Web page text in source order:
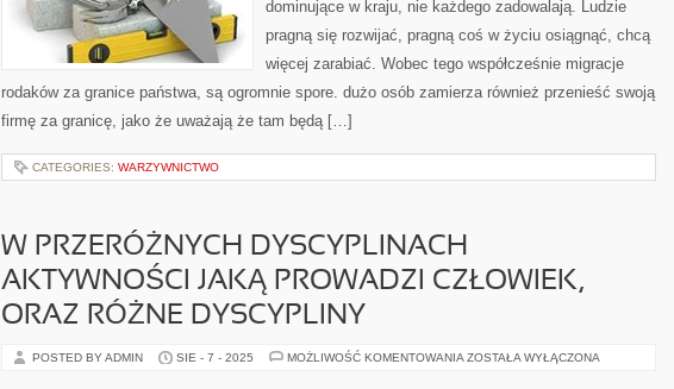
SIEBIE
POMYSŁ
dominujące w kraju, nie każdego zadowalają. Ludzie
pragną się rozwijać, pragną coś w życiu osiągnąć, chcą
więcej zarabiać. Wobec tego współcześnie migracje
rodaków za granice państwa, są ogromnie spore. dużo osób zamierza również przenieść swoją
firmę za granicę, jako że uważają że tam będą […]
CATEGORIES: WARZYWNICTWO
W PRZERÓŻNYCH DYSCYPLINACH
AKTYWNOŚCI JAKĄ PROWADZI CZŁOWIEK,
ORAZ RÓŻNE DYSCYPLINY
POSTED BY ADMIN SIE - 7 - 2025 MOŻLIWOŚĆ KOMENTOWANIA W
ZOSTAŁA WYŁĄCZONA